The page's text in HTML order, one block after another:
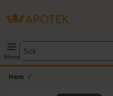
Meny
Sök
Hem